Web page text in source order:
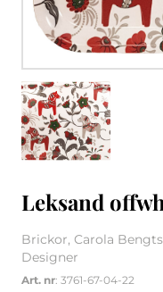
Leksand
Brickor, Carola
Designer
Art. nr: 3761-67-04-22